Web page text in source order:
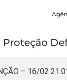
– 16/02